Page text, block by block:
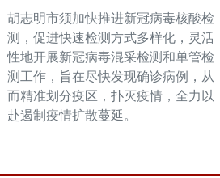
胡志明市须加快推进新冠病毒核酸检
测，促进快速检测方式多样化，灵活
性地开展新冠病毒混采检测和单管检
测工作，旨在尽快发现确诊病例，从
而精准划分疫区，扑灭疫情，全力以
赴遏制疫情扩散蔓延。